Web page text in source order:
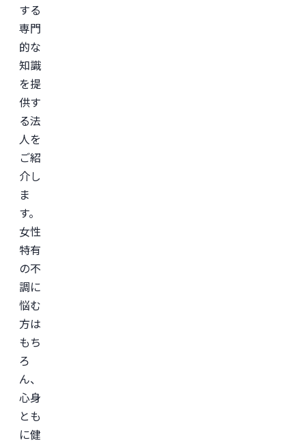
する
専門
的な
知識
を提
供す
る法
人を
ご紹
介し
ま
す。
女性
特有
の不
調に
悩む
方は
もち
ろ
ん、
心身
とも
に健